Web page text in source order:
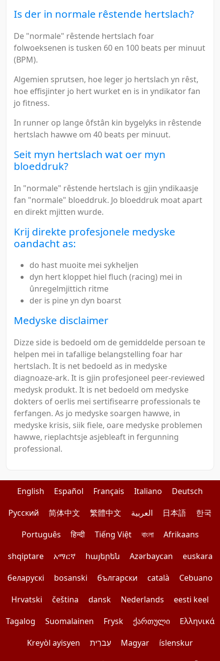
Is der in normale rêstende hertslach?
De "normale" rêstende hertslach foar
folwoeksenen is tusken 60 en 100 beats per minuut
(BPM).
Algemien sprutsen, hoe leger jo hertslach yn rêst,
hoe effisjinter jo hert wurket en is in yndikator fan
jo fitness.
In runner op lange ôfstân kin bygelyks in rêstende
hertslach hawwe om 40 beats per minuut.
Seit myn hertslach wat oer myn
bloeddruk?
In "normale" rêstende hertslach is gjin yndikaasje
fan "normale" bloeddruk. Jo bloeddruk moat apart
en direkt mjitten wurde.
Krij direkte profesjonele medyske
oandacht as:
do hast muoite mei sykheljen
dyn hert kloppet hiel fluch (racing) mei in
ûnregelmjittich ritme
der is pine yn dyn boarst
Medyske disclaimer
Dizze side is bedoeld om de gemiddelde persoan te
helpen mei in tafallige belangstelling foar har
hertslach. It is net bedoeld as in medyske
diagnoaze-ark. It is gjin profesjoneel peer-reviewed
medysk produkt. It is net bedoeld om medyske
dokters of oerlis mei sertifisearre professionals te
ferfangen. As jo medyske soargen hawwe, in
medyske krisis, siik fiele, oare medyske problemen
hawwe, rieplachtsje asjebleaft in fergunning
professional.
English Español Français Italiano
Deutsch
Pусский
简体中文 繁體中文 العربية 日本語
한국
Português
हिन्दी Tiếng Việt বাংলা
Afrikaans
shqiptare
አማርኛ հայերեն Azərbaycan
euskara
беларускі
bosanski български català
Cebuano
Hrvatski
čeština dansk Nederlands
eesti keel
Tagalog
Suomalainen Frysk ქართული
Ελληνικά
Kreyòl ayisyen
עִברִית Magyar
íslenskur